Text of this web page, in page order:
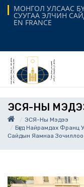
МОНГОЛ УЛСААС
СУУГАА ЭЛЧИН
EN FRANCE
ЭСЯ-НЫ
ЭСЯ-Ны Мэдээ
Бүгд Найрамдах Франц
Сайдын Яамнаа Зочиллоо